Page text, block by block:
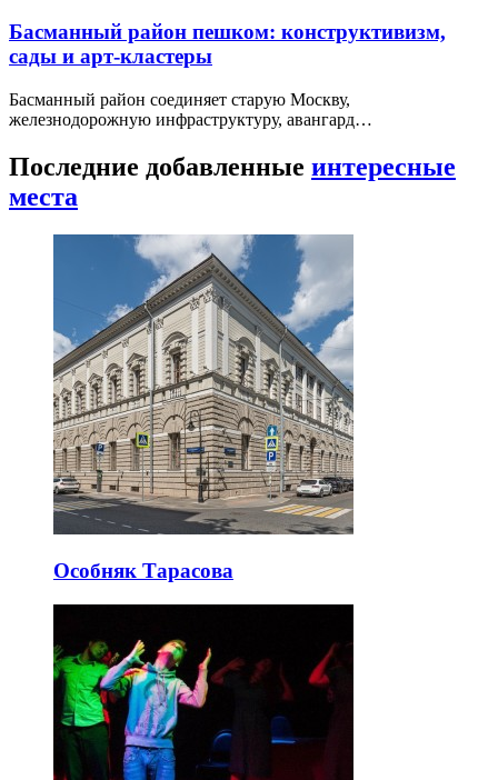
Басманный район пешком: конструктивизм,
сады и арт-кластеры
Басманный район соединяет старую Москву,
железнодорожную инфраструктуру, авангард…
Последние добавленные интересные
места
Особняк Тарасова